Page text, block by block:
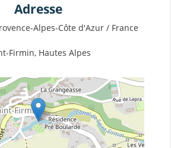
Adresse
Alpes-Côte d'Azur / France
Firmin, Hautes Alpes